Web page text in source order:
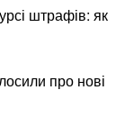
штрафів: як
про нові